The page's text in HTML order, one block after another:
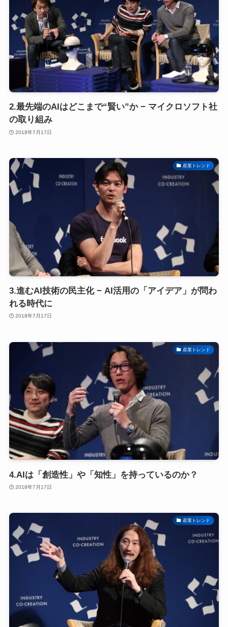
2.最先端のAIはどこまで“賢い”か − マイクロソフト社
の取り組み
2018年7月17日
産業トレンド
3.進むAI技術の民主化 − AI活用の「アイデア」が問わ
れる時代に
2018年7月17日
産業トレンド
4.AIは「創造性」や「知性」を持っているのか？
2018年7月17日
産業トレンド